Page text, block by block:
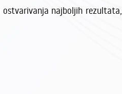
najboljih rezultata,